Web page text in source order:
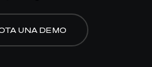
UNA DEMO